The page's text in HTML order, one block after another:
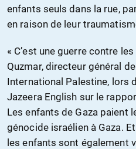
enfants seuls dans la rue,
en raison de leur
« C’est une guerre contre
Quzmar, directeur général
International Palestine, lors
Jazeera English sur le
Les enfants de Gaza paient
génocide israélien à Gaza.
les enfants sont également